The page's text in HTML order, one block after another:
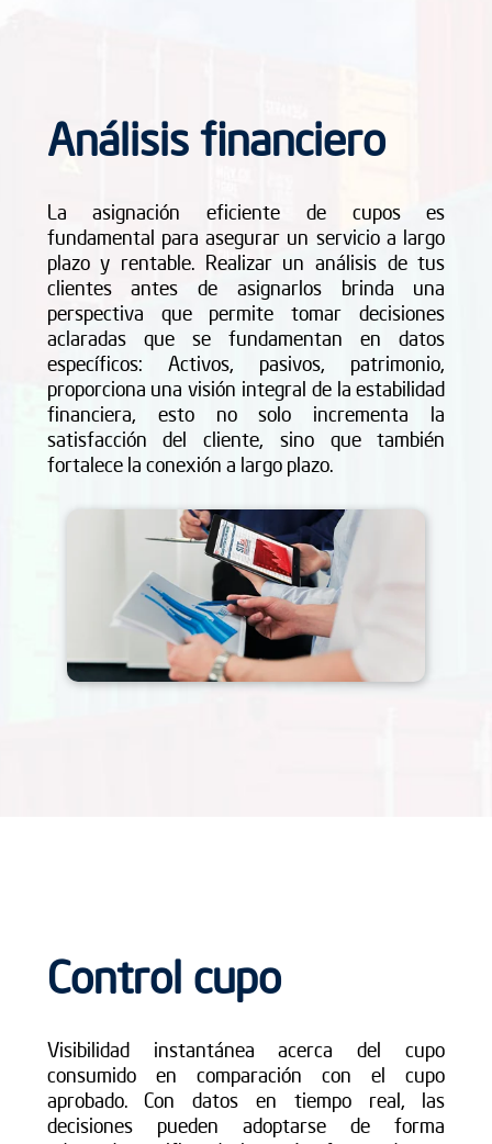
Análisis financiero
La asignación eficiente de cupos es
fundamental para asegurar un servicio a largo
plazo y rentable. Realizar un análisis de tus
clientes antes de asignarlos brinda una
perspectiva que permite tomar decisiones
aclaradas que se fundamentan en datos
específicos: Activos, pasivos, patrimonio,
proporciona una visión integral de la estabilidad
financiera, esto no solo incrementa la
satisfacción del cliente, sino que también
fortalece la conexión a largo plazo.
Control cupo
Visibilidad instantánea acerca del cupo
consumido en comparación con el cupo
aprobado. Con datos en tiempo real, las
decisiones pueden adoptarse de forma